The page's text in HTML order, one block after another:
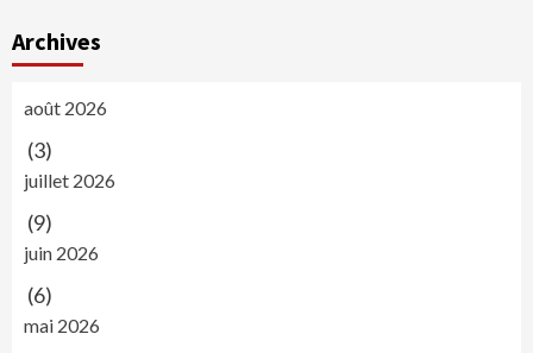
Archives
août 2026
(3)
juillet 2026
(9)
juin 2026
(6)
mai 2026